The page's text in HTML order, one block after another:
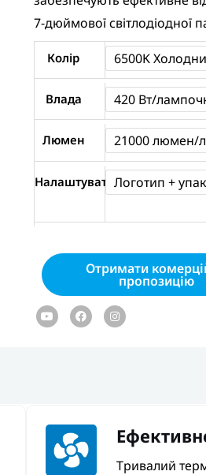
7-дюймової світлодіодної
Колір 6500K
Влада 420 Вт/
Люмен 21000 люмен/
Налаштувати Логотип +
Inch
420W
LED
Light
Bar
6500K
NAOEVO
кількість
Отримати
пропозицію
YoutubeFacebookInstagram
Тривалий